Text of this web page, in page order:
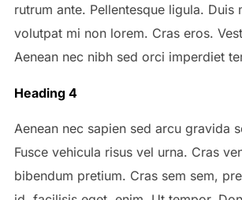
rutrum ante. Pellentesque ligula. Duis
volutpat mi non lorem. Cras eros.
Aenean nec nibh sed orci imperdiet
Heading 4
Aenean nec sapien sed arcu gravida
Fusce vehicula risus vel urna. Cras
bibendum pretium. Cras sem sem,